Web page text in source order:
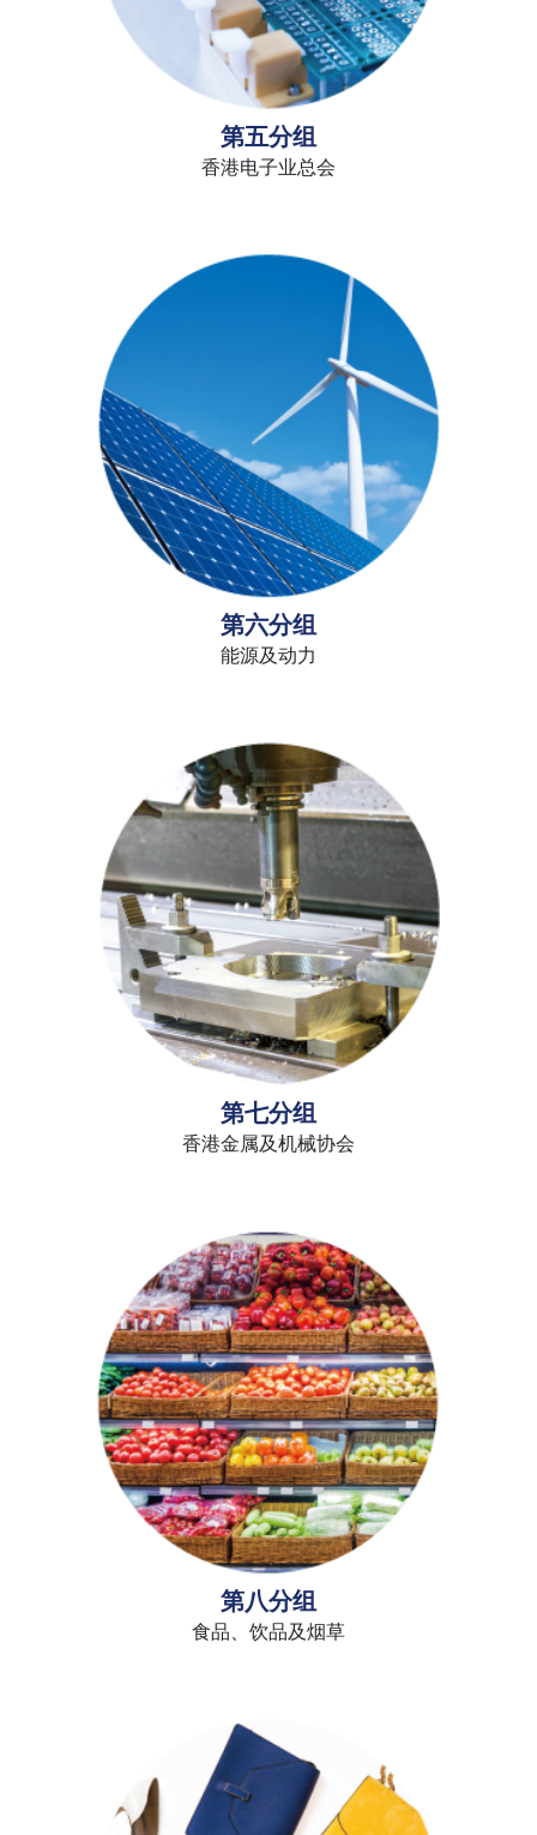
第五分组
香港电子业总会
第六分组
能源及动力
第七分组
香港金属及机械协会
第八分组
食品、饮品及烟草